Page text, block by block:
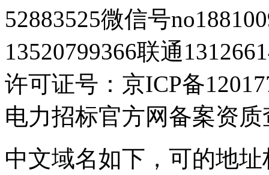
52883525微信号
13520799366联通
许可证号：京ICP备
电力招标官方网备案资质
中文域名如下，可的地